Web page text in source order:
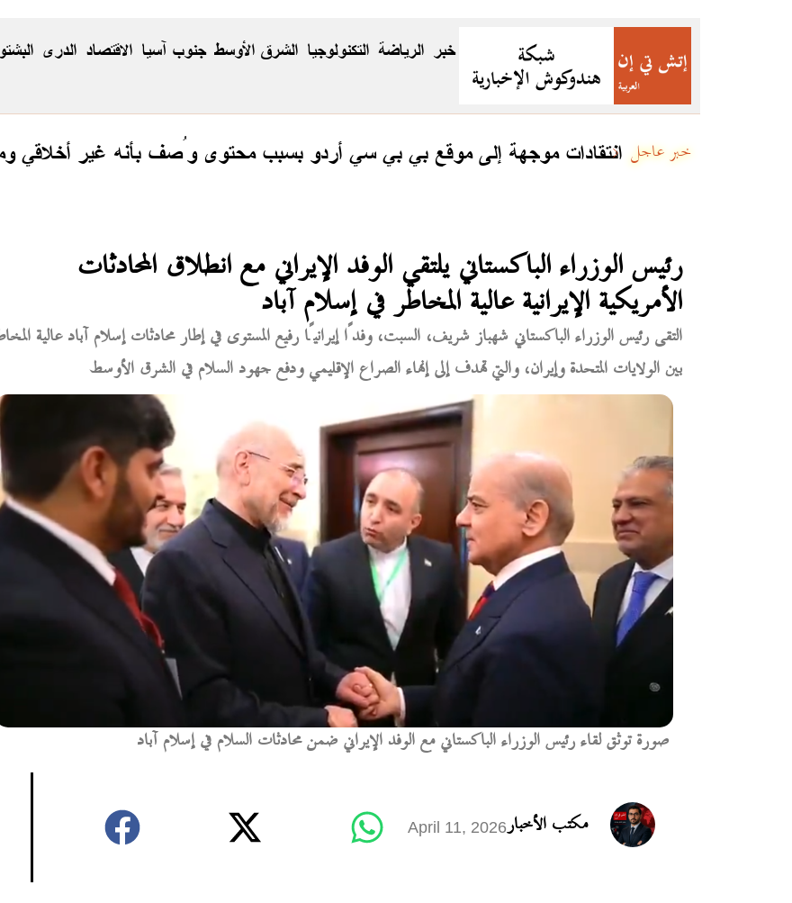
الاقتصاد جنوب آسيا الشرق الأوسط التكنولوجيا الرياضة خبر الدری
انتقادات موجهة إلى موقع بي بي سي أردو بسبب محتوى وُصف بأنه غير أخلاقي خبر عاجل
رئيس الوزراء الباكستاني يلتقي الوفد الإيراني مع انطلاق المحادثات
الأمريكية الإيرانية عالية المخاطر في إسلام آباد
التقى رئيس الوزراء الباكستاني شهباز شريف، السبت، وفدًا إيرانيًا رفيع المستوى في إطار محادثات إسلام آباد عالية
بين الولايات المتحدة وإيران، والتي تهدف إلى إنهاء الصراع الإقليمي ودفع جهود السلام في الشرق الأوسط
صورة توثق لقاء رئيس الوزراء الباكستاني مع الوفد الإيراني ضمن محادثات السلام في إسلام آباد
مكتب الأخبارApril 11, 2026